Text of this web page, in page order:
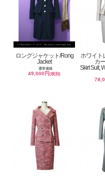
ロングジャケット/Rong
Jacket
通常価格
49,000円(税別)
ホワイト
カ
Skirt Suit,